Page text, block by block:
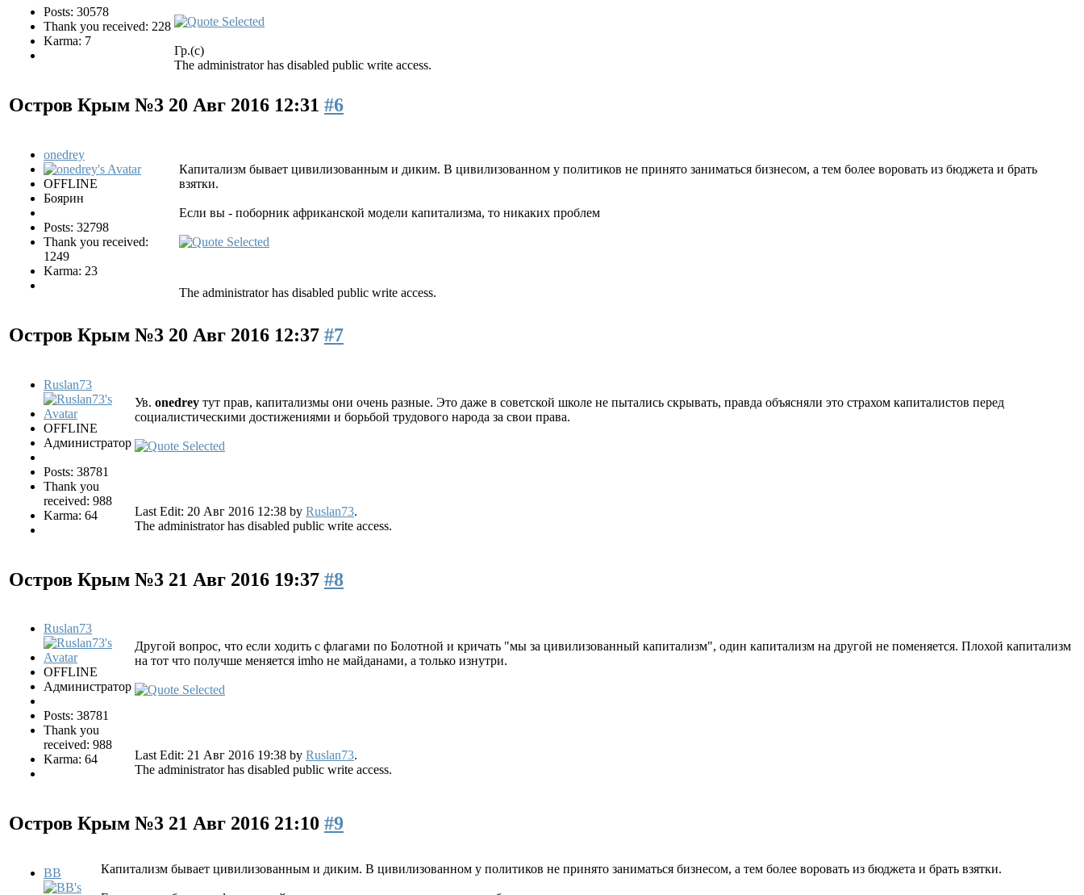
Posts: 30578
Thank you received: 228
Karma: 7
Гр.(с)
The administrator has disabled public write access.
Остров Крым №3 20 Авг 2016 12:31 #6
onedrey
OFFLINE
Боярин
Posts: 32798
Thank you received:
1249
Karma: 23
Капитализм бывает цивилизованным и диким. В цивилизованном у политиков не принято заниматься бизнесом, а тем более воровать из бюджета и брать
взятки.
Если вы - поборник африканской модели капитализма, то никаких проблем
The administrator has disabled public write access.
Остров Крым №3 20 Авг 2016 12:37 #7
Ruslan73
OFFLINE
Администратор
Posts: 38781
Thank you
received: 988
Karma: 64
Ув. onedrey тут прав, капитализмы они очень разные. Это даже в советской школе не пытались скрывать, правда объясняли это страхом капиталистов перед
социалистическими достижениями и борьбой трудового народа за свои права.
Last Edit: 20 Авг 2016 12:38 by Ruslan73.
The administrator has disabled public write access.
Остров Крым №3 21 Авг 2016 19:37 #8
Ruslan73
OFFLINE
Администратор
Posts: 38781
Thank you
received: 988
Karma: 64
Другой вопрос, что если ходить с флагами по Болотной и кричать "мы за цивилизованный капитализм", один капитализм на другой не поменяется. Плохой капитализм
на тот что получше меняется imho не майданами, а только изнутри.
Last Edit: 21 Авг 2016 19:38 by Ruslan73.
The administrator has disabled public write access.
Остров Крым №3 21 Авг 2016 21:10 #9
BB Капитализм бывает цивилизованным и диким. В цивилизованном у политиков не принято заниматься бизнесом, а тем более воровать из бюджета и брать взятки.